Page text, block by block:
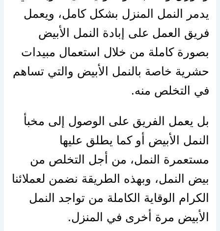
يدمر النمل المنزل بشكل كامل، ويعمل
فريق العمل على إبادة النمل الأبيض
بصورة كاملة من خلال استعمال مبيدات
حشرية خاصة بالنمل الأبيض والتي تساهم
في التخلص منه.
بل يعمل الفريق على الوصول إلى مخبأ
النمل الأبيض أو كما يطلق عليها
مستعمرة النمل، من أجل التخلص من
بيض النمل، وبهذه الطريقة نضمن لعملائنا
الكرام الوقاية الكاملة من تواجد النمل
الأبيض مرة أخرى في المنزل.